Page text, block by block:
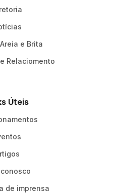
e Brita
Relaciomento
Úteis
de imprensa